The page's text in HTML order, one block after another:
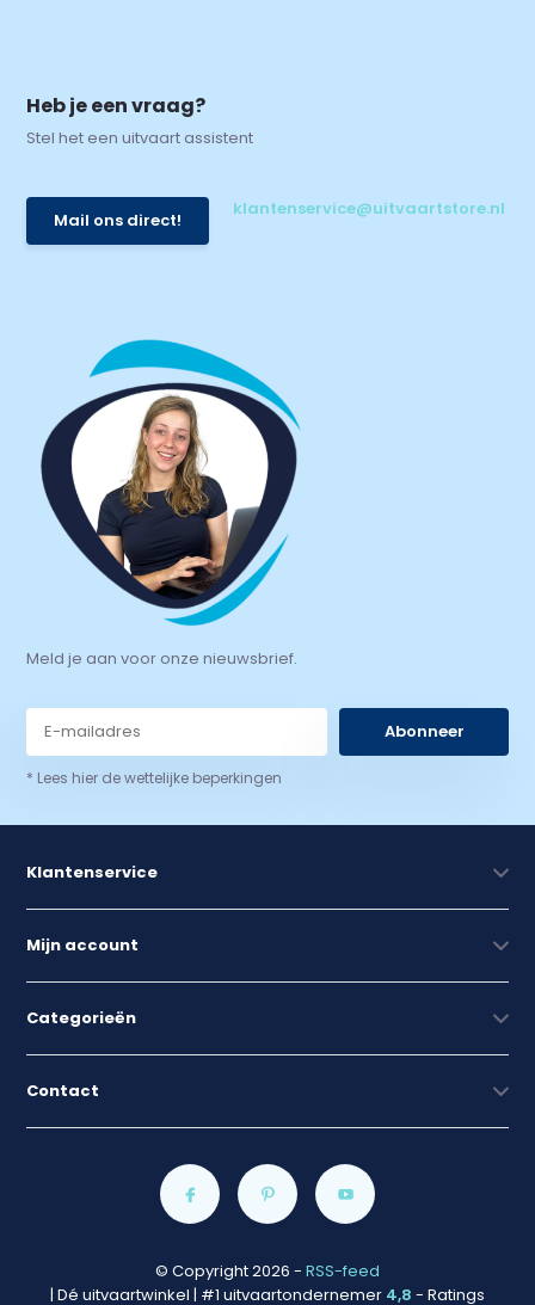
Heb je een vraag?
Stel het een uitvaart assistent
Mail ons direct!
klantenservice@uitvaartstore.nl
Meld je aan voor onze nieuwsbrief.
Abonneer
* Lees hier de wettelijke beperkingen
Klantenservice
Mijn account
Categorieën
Contact
© Copyright 2026 - RSS-feed
| Dé uitvaartwinkel | #1 uitvaartondernemer 4,8 - Ratings